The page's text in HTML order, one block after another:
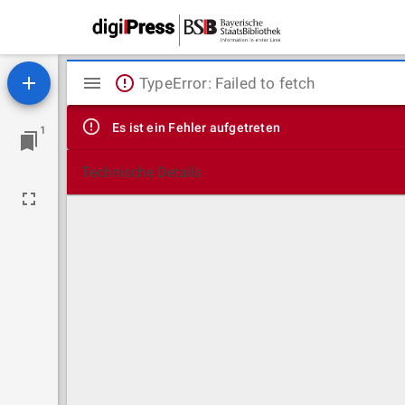
1
Mirador
Viewer
TypeError: Failed to fetch
Es ist ein Fehler aufgetreten
Technische Details